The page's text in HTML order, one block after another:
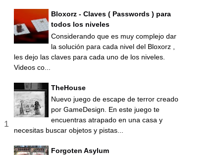
Bloxorz - Claves ( Passwords ) para
todos los niveles
Considerando que es muy complejo dar
la solución para cada nivel del Bloxorz ,
les dejo las claves para cada uno de los niveles.
Videos co...
TheHouse
Nuevo juego de escape de terror creado
por GameDesign. En este juego te
encuentras atrapado en una casa y
necesitas buscar objetos y pistas...
Forgoten Asylum